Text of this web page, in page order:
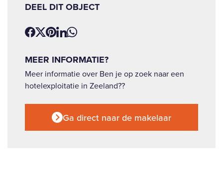
DEEL DIT OBJECT
MEER INFORMATIE?
Meer informatie over Ben je op zoek naar een
hotelexploitatie in Zeeland??
Ga direct naar de makelaar